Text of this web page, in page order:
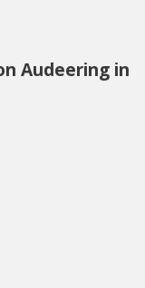
Audeering in